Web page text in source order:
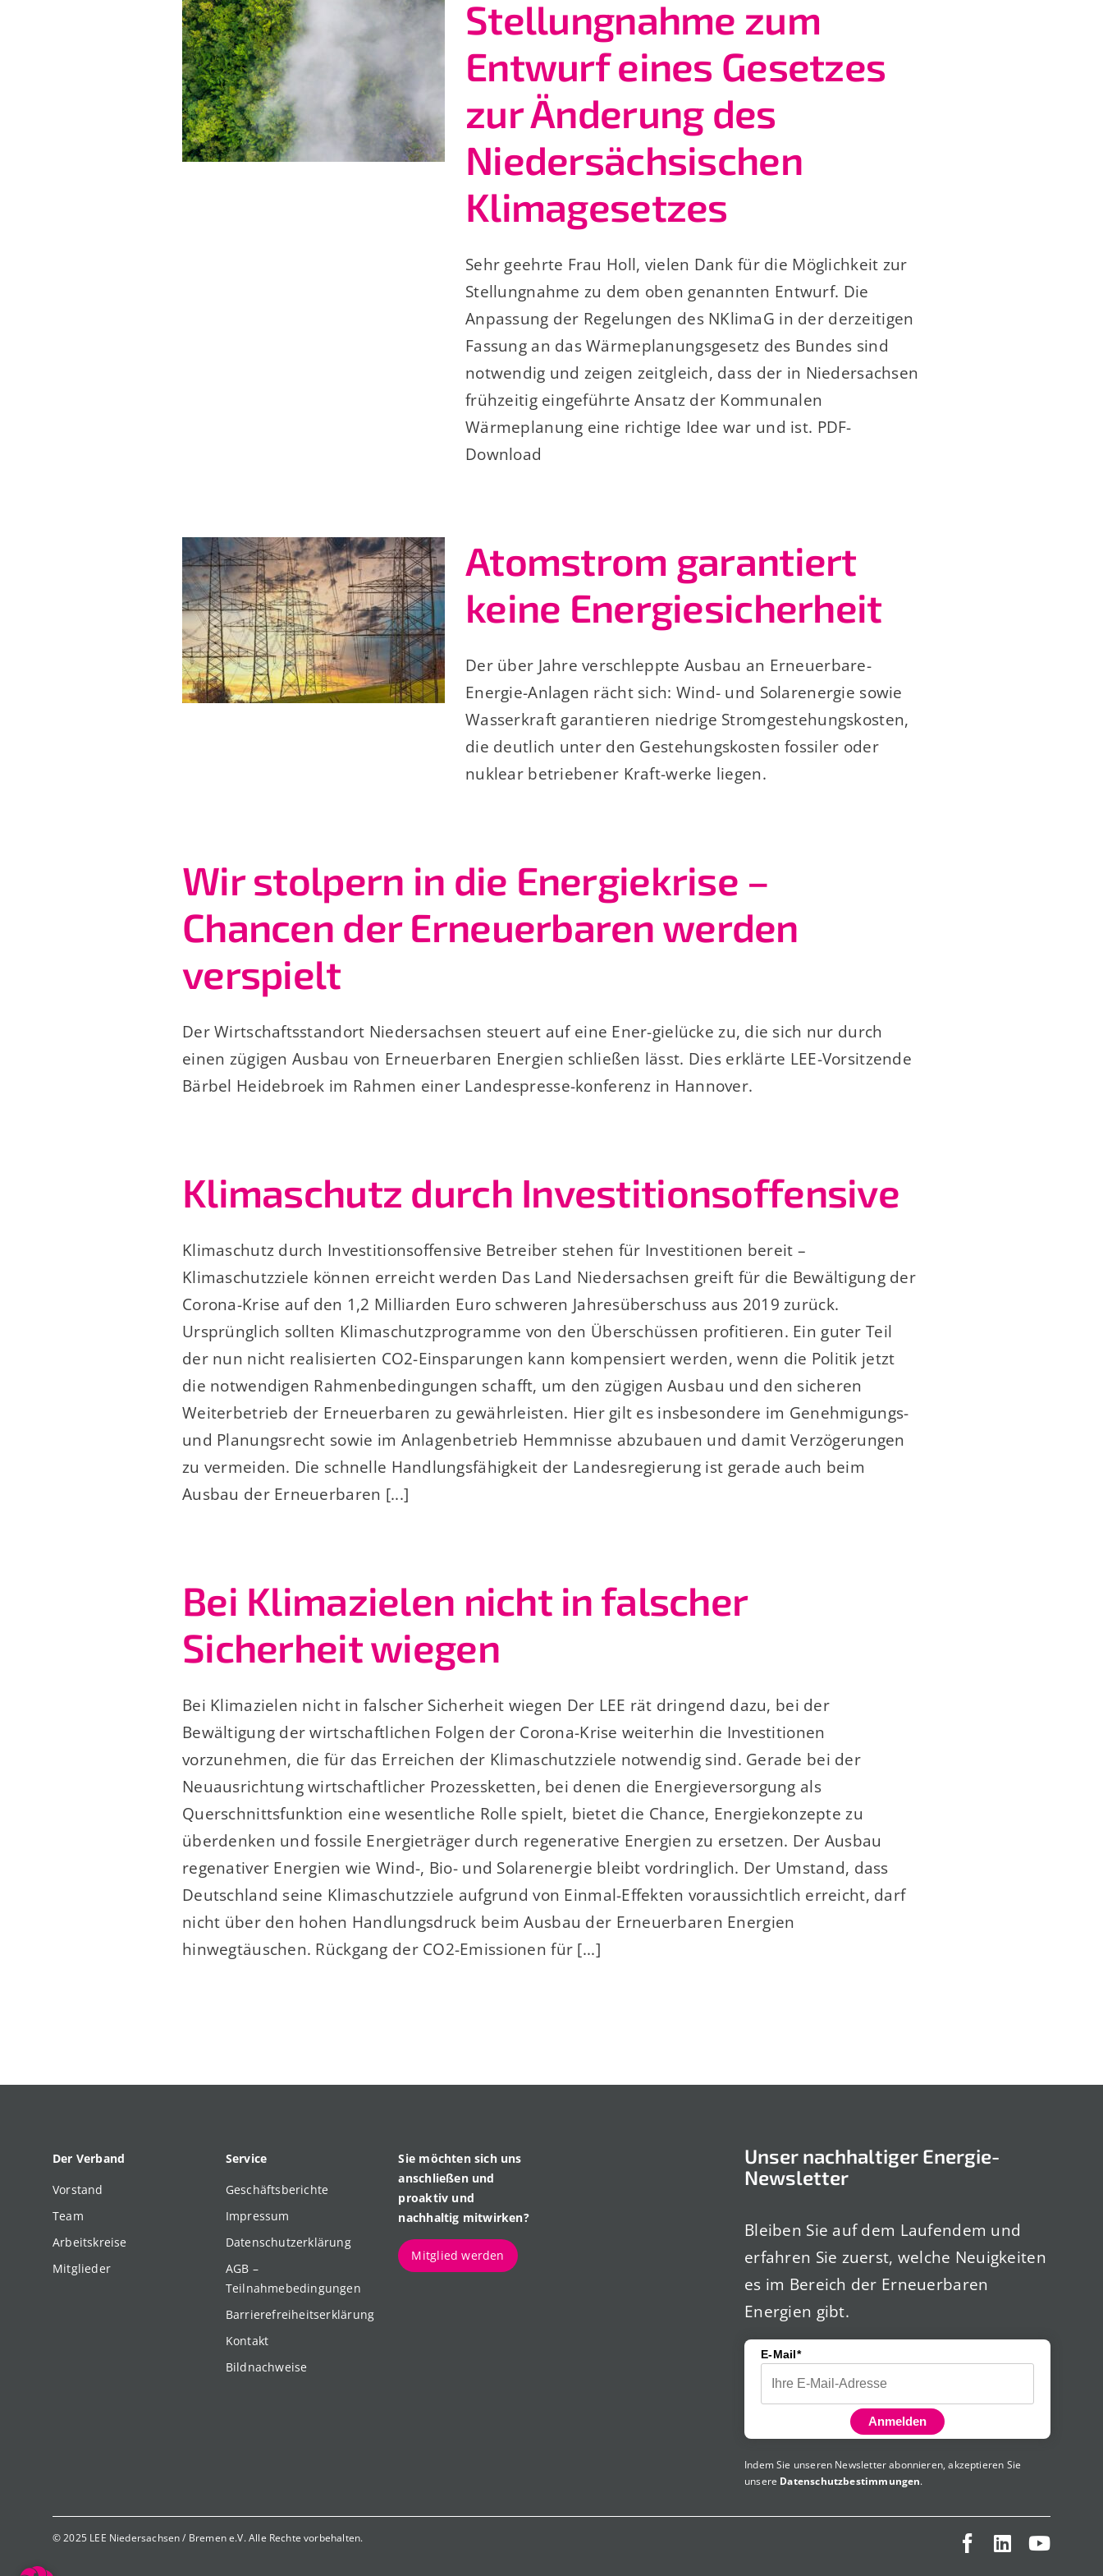
Stellungnahme zum
Entwurf eines Gesetzes
zur Änderung des
Niedersächsischen
Klimagesetzes
Sehr geehrte Frau Holl, vielen Dank für die Möglichkeit zur
Stellungnahme zu dem oben genannten Entwurf. Die
Anpassung der Regelungen des NKlimaG in der derzeitigen
Fassung an das Wärmeplanungsgesetz des Bundes sind
notwendig und zeigen zeitgleich, dass der in Niedersachsen
frühzeitig eingeführte Ansatz der Kommunalen
Wärmeplanung eine richtige Idee war und ist. PDF-
Download
Atomstrom garantiert
keine Energiesicherheit
Der über Jahre verschleppte Ausbau an Erneuerbare-
Energie-Anlagen rächt sich: Wind- und Solarenergie sowie
Wasserkraft garantieren niedrige Stromgestehungskosten,
die deutlich unter den Gestehungskosten fossiler oder
nuklear betriebener Kraft-werke liegen.
Wir stolpern in die Energiekrise –
Chancen der Erneuerbaren werden
verspielt
Der Wirtschaftsstandort Niedersachsen steuert auf eine Ener-gielücke zu, die sich nur durch
einen zügigen Ausbau von Erneuerbaren Energien schließen lässt. Dies erklärte LEE-Vorsitzende
Bärbel Heidebroek im Rahmen einer Landespresse-konferenz in Hannover.
Klimaschutz durch Investitionsoffensive
Klimaschutz durch Investitionsoffensive Betreiber stehen für Investitionen bereit –
Klimaschutzziele können erreicht werden Das Land Niedersachsen greift für die Bewältigung der
Corona-Krise auf den 1,2 Milliarden Euro schweren Jahresüberschuss aus 2019 zurück.
Ursprünglich sollten Klimaschutzprogramme von den Überschüssen profitieren. Ein guter Teil
der nun nicht realisierten CO2-Einsparungen kann kompensiert werden, wenn die Politik jetzt
die notwendigen Rahmenbedingungen schafft, um den zügigen Ausbau und den sicheren
Weiterbetrieb der Erneuerbaren zu gewährleisten. Hier gilt es insbesondere im Genehmigungs-
und Planungsrecht sowie im Anlagenbetrieb Hemmnisse abzubauen und damit Verzögerungen
zu vermeiden. Die schnelle Handlungsfähigkeit der Landesregierung ist gerade auch beim
Ausbau der Erneuerbaren [...]
Bei Klimazielen nicht in falscher
Sicherheit wiegen
Bei Klimazielen nicht in falscher Sicherheit wiegen Der LEE rät dringend dazu, bei der
Bewältigung der wirtschaftlichen Folgen der Corona-Krise weiterhin die Investitionen
vorzunehmen, die für das Erreichen der Klimaschutzziele notwendig sind. Gerade bei der
Neuausrichtung wirtschaftlicher Prozessketten, bei denen die Energieversorgung als
Querschnittsfunktion eine wesentliche Rolle spielt, bietet die Chance, Energiekonzepte zu
überdenken und fossile Energieträger durch regenerative Energien zu ersetzen. Der Ausbau
regenativer Energien wie Wind-, Bio- und Solarenergie bleibt vordringlich. Der Umstand, dass
Deutschland seine Klimaschutzziele aufgrund von Einmal-Effekten voraussichtlich erreicht, darf
nicht über den hohen Handlungsdruck beim Ausbau der Erneuerbaren Energien
hinwegtäuschen. Rückgang der CO2-Emissionen für [...]
Der Verband
Vorstand
Team
Arbeitskreise
Mitglieder
Service
Geschäftsberichte
Impressum
Datenschutzerklärung
AGB –
Teilnahmebedingungen
Barrierefreiheitserklärung
Kontakt
Bildnachweise
Sie möchten sich uns
anschließen und
proaktiv und
nachhaltig mitwirken?
Mitglied werden
Unser nachhaltiger Energie-
Newsletter
Bleiben Sie auf dem Laufendem und
erfahren Sie zuerst, welche Neuigkeiten
es im Bereich der Erneuerbaren
Energien gibt.
E-Mail*
Anmelden
Indem Sie unseren Newsletter abonnieren, akzeptieren Sie
unsere Datenschutzbestimmungen.
© 2025 LEE Niedersachsen / Bremen e.V. Alle Rechte vorbehalten.